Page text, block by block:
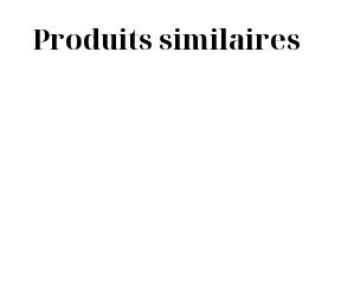
Produits similaires